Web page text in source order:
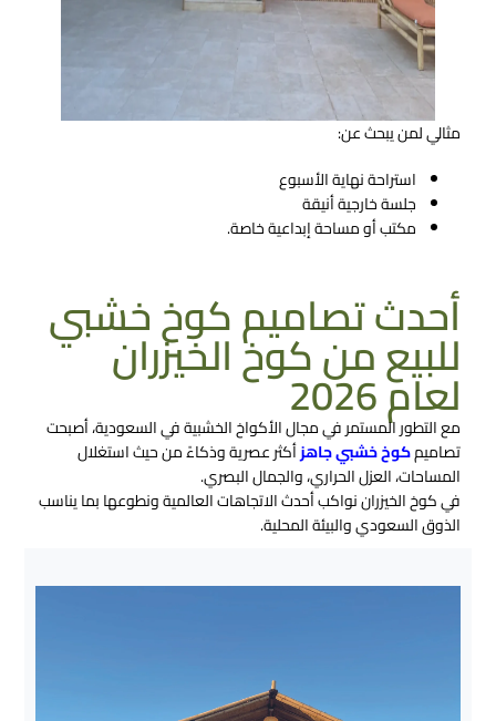
مثالي لمن يبحث عن:
استراحة نهاية الأسبوع
جلسة خارجية أنيقة
مكتب أو مساحة إبداعية خاصة.
أحدث تصاميم كوخ خشبي
للبيع​ من كوخ الخيزران
لعام 2026
مع التطور المستمر في مجال الأكواخ الخشبية في السعودية، أصبحت
تصاميمكوخ خشبي جاهزأكثر عصرية وذكاءً من حيث استغلال
المساحات، العزل الحراري، والجمال البصري.
في كوخ الخيزران نواكب أحدث الاتجاهات العالمية ونطوعها بما يناسب
الذوق السعودي والبيئة المحلية.